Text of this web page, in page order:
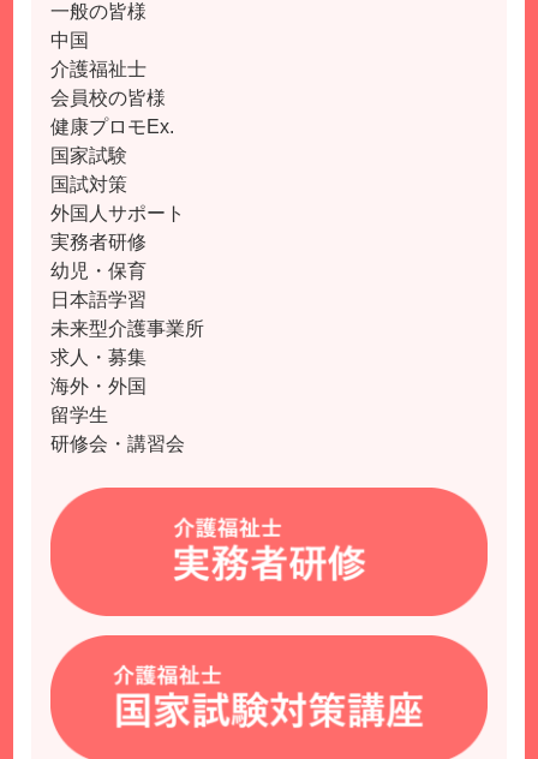
一般の皆様
中国
介護福祉士
会員校の皆様
健康プロモEx.
国家試験
国試対策
外国人サポート
実務者研修
幼児・保育
日本語学習
未来型介護事業所
求人・募集
海外・外国
留学生
研修会・講習会